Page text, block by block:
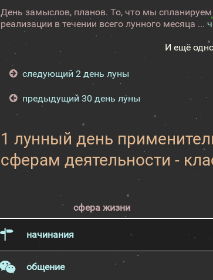
День замыслов, планов. То, что мы спланируем
реализации в течении всего лунного месяца ...
И ещё
следующий 2 день луны
предыдущий 30 день луны
1 лунный день
сферам деятельности -
сфера жизни
начинания
общение